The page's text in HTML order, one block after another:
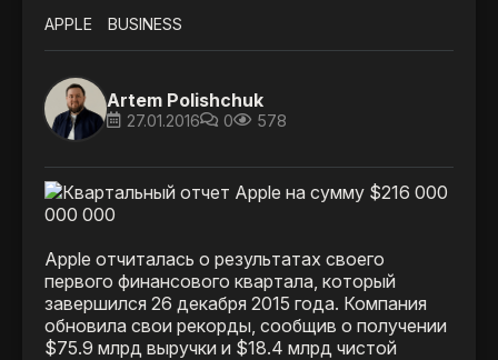
APPLE BUSINESS
Artem Polishchuk
27.01.2016 0 578
Apple отчиталась о результатах своего
первого финансового квартала, который
завершился 26 декабря 2015 года. Компания
обновила свои рекорды, сообщив о получении
$75.9 млрд выручки и $18.4 млрд чистой